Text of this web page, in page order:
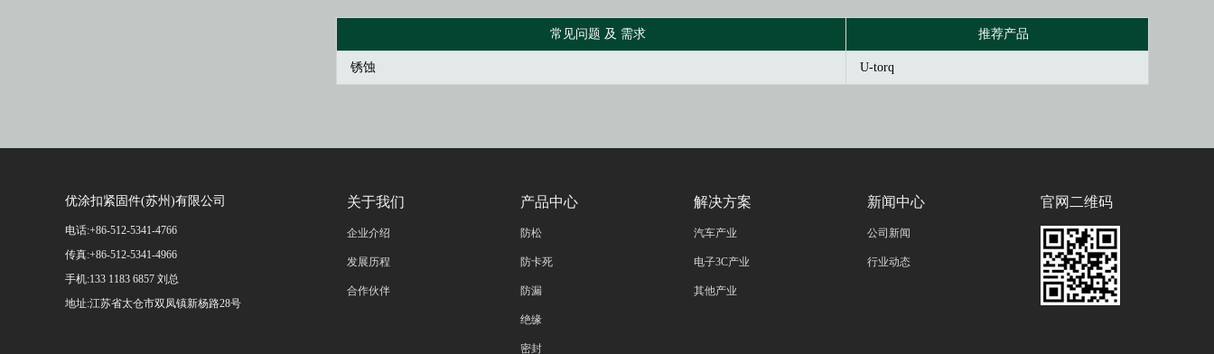
常见问题 及 需求 推荐产品
锈蚀 U-torq
优涂扣紧固件(苏州)有限公司
电话:+86-512-5341-4766
传真:+86-512-5341-4966
手机:133 1183 6857 刘总
地址:江苏省太仓市双凤镇新杨路28号
关于我们
企业介绍
发展历程
合作伙伴
产品中心
防松
防卡死
防漏
绝缘
密封
解决方案
汽车产业
电子3C产业
其他产业
新闻中心
公司新闻
行业动态
官网二维码